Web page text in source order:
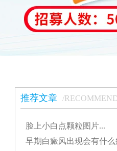
推荐文章 /
脸上小白点颗粒图片...
早期白癜风出现会有什么